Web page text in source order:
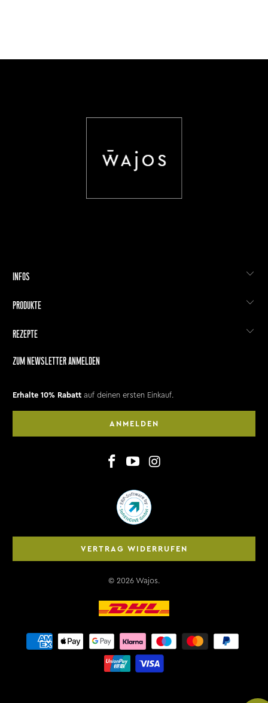
INFOS
PRODUKTE
REZEPTE
ZUM NEWSLETTER ANMELDEN
Erhalte 10% Rabatt auf deinen ersten Einkauf.
ANMELDEN
VERTRAG WIDERRUFEN
© 2026 Wajos.